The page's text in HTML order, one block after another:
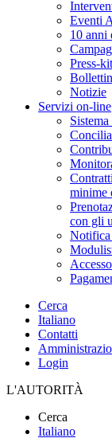
Eventi
10 anni
Press-kit
Notizie
Servizi on-line
minime
con gli
Notifica
Cerca
Italiano
Contatti
Login
L'AUTORITÀ
Cerca
Italiano